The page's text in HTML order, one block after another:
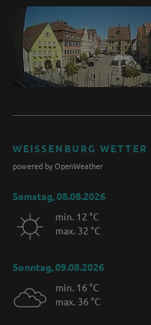
WEISSENBURG WETTER
powered by OpenWeather
Samstag, 08.08.2026
min. 12 °C
max. 32 °C
Sonntag, 09.08.2026
min. 16 °C
max. 36 °C